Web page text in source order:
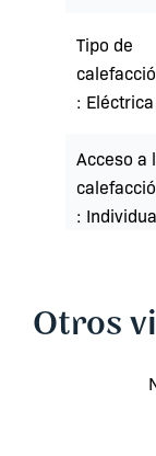
Tipo de
Eléctrica
Acceso a
Otros